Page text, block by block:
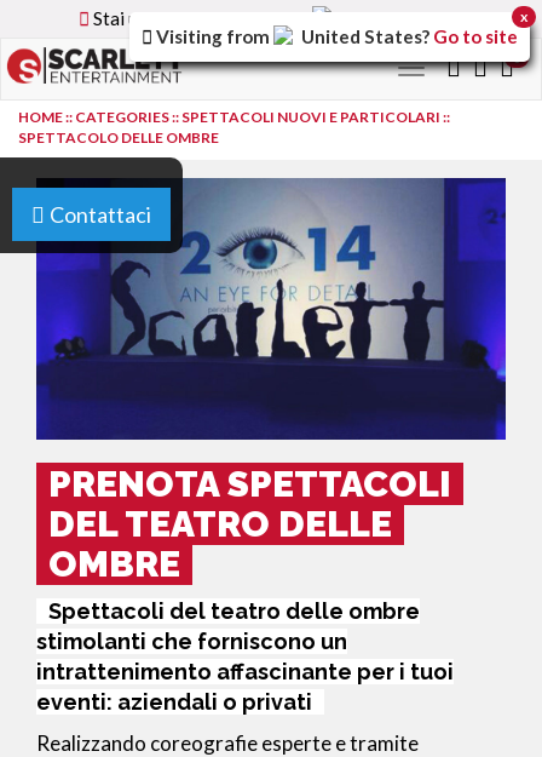
Stai utilizzando la versione
Toggle
navigation
Contattaci
HOME:: CATEGORIES:: SPETTACOLI NUOVI E PARTICOLARI ::
SPETTACOLO DELLE OMBRE
PRENOTA SPETTACOLI
DEL TEATRO DELLE
OMBRE
Spettacoli del teatro delle ombre
stimolanti che forniscono un
intrattenimento affascinante per i tuoi
eventi: aziendali o privati
Realizzando coreografie esperte e tramite
Visiting from United States? Go to site
x